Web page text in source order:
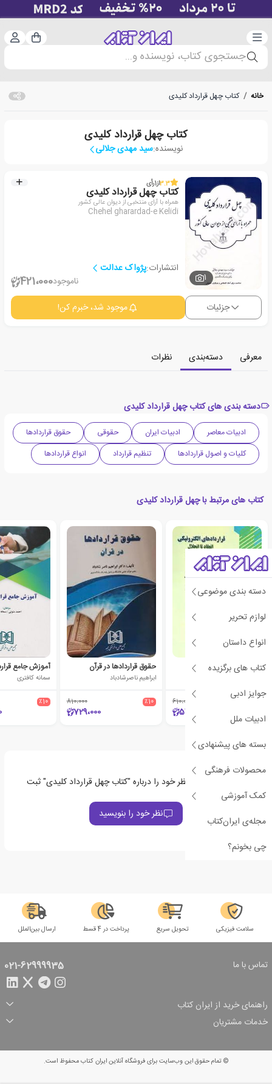
دسته‌بندی سبد
جستجوی کتاب، نویسنده و...
دسته بندی موضوعی
لوازم تحریر
انواع داستان
کتاب های برگزیده
جوایز ادبی
ادبیات ملل
بسته های پیشنهادی
محصولات فرهنگی
کمک آموزشی
مجله‌ی ایران‌کتاب
چی بخونم؟
خانه / کتاب چهل قرارداد کلیدی
کتاب چهل قرارداد کلیدی
نویسنده:سید مهدی جلالی
1
3.3از1رأی
کتاب چهل قرارداد کلیدی
همراه با آرای منتخبی از دیوان عالی کشور
Chehel gharardad-e Kelidi
انتشارات:پژواک عدالت
ناموجود421،000
جزئیات موجود شد، خبرم کن!
معرفی دسته‌بندی نظرات
دسته بندی های کتاب چهل قرارداد کلیدی
ادبیات معاصر ادبیات ایران حقوقی
حقوق قراردادها
کلیات و اصول قراردادها
تنظیم قرارداد انواع قراردادها
کتاب های مرتبط با چهل قرارداد کلیدی
قراردادهای الکترونیکی
٪10 610،000
549،000
حقوق قراردادها در قرآن
ابراهیم ناصرشادباد
٪10 810،000
729،000
آموزش جامع
سمانه کافتری
٪10
اولین نفری باشید که نظر خود را درباره "کتاب چهل قرارداد کلیدی" ثبت
می‌کند
نظر خود را بنویسید
سلامت فیزیکی تحویل سریع پرداخت در 4 قسط ارسال بین‌الملل
تماس با ما 021-62999935
راهنمای خرید از ایران کتاب
ثبت سفارش
شرایط ارسال سفارش
شیوه پرداخت
تخفیف‌های خرید
خدمات مشتریان
© تمام حقوق این وب‌سایت برای فروشگاه آنلاین ایران کتاب محفوظ است.